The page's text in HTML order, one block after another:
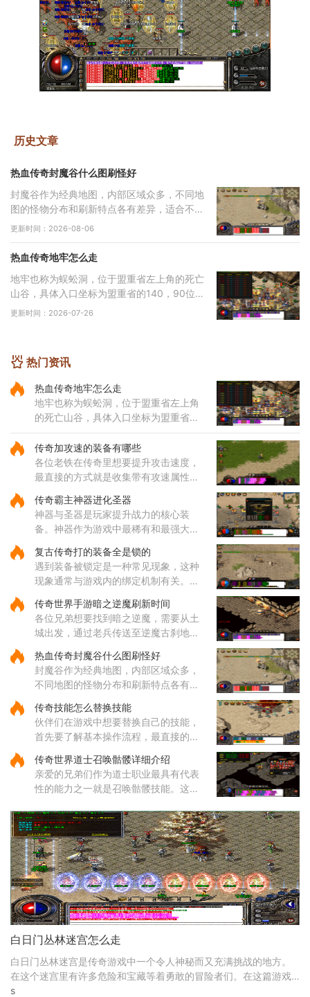
历史文章
热血传奇封魔谷什么图刷怪好
封魔谷作为经典地图，内部区域众多，不同地
图的怪物分布和刷新特点各有差异，适合不同
类型的玩家需求。从综合角度来看，纵横道作
点，
更新时间：2026-08-06
热血传奇地牢怎么走
地牢也称为蜈蚣洞，位于盟重省左上角的死亡
山谷，具体入口坐标为盟重省的140，90位
置。通过该入口进入后，玩家会直接来到地牢
更新时间：2026-07-26
热门资讯
热血传奇地牢怎么走
地牢也称为蜈蚣洞，位于盟重省左上角
的死亡山谷，具体入口坐标为盟重省的
140，90位置。通过该入口进入后，玩
家会直接来到地牢一层东，这里是蜈蚣
洞地图的起始区域。地牢内部的路
传奇加攻速的装备有哪些
各位老铁在传奇里想要提升攻击速度，
最直接的方式就是收集带有攻速属性的
风套装里的戒指和项链，只需要一枚狂
风戒指就能给你增加一点攻击
传奇霸主神器进化圣器
神器与圣器是玩家提升战力的核心装
备。神器作为游戏中最稀有和最强大的
每种神器都具备独特的技能和被动效
果。玩家收集一定数量的神器后，
复古传奇打的装备全是锁的
遇到装备被锁定是一种常见现象，这种
现象通常与游戏内的绑定机制有关。部
上，这种绑定状态会限制装备的交易和
丢弃功能。装备锁定是游戏设计
传奇世界手游暗之逆魔刷新时间
各位兄弟想要找到暗之逆魔，需要从土
城出发，通过老兵传送至逆魔古刹地
魔阵中，咱们需要先进入右边的门，然
后按照逆时针方向前进，最终将
热血传奇封魔谷什么图刷怪好
封魔谷作为经典地图，内部区域众多，
不同地图的怪物分布和刷新特点各有差
角度来看，纵横道作为一个枢纽性质的
区域，连接着多个重要地点，
传奇技能怎么替换技能
伙伴们在游戏中想要替换自己的技能，
首先要了解基本操作流程，最直接的方
标上通过拖拽操作来调整它们的位置顺
序。这样的调整能够帮助哥哥
传奇世界道士召唤骷髅详细介绍
亲爱的兄弟们作为道士职业最具有代表
性的能力之一就是召唤骷髅技能。这个
能，让你能够通过施法将死去的生灵转
化为强大的骷髅伙伴。当你学
白日门丛林迷宫怎么走
白日门丛林迷宫是传奇游戏中一个令人神秘而又充满挑战的地方。
在这个迷宫里有许多危险和宝藏等着勇敢的冒险者们。在这篇游戏
攻略中，我将为您介绍白日门丛林迷宫的主要地点和
s